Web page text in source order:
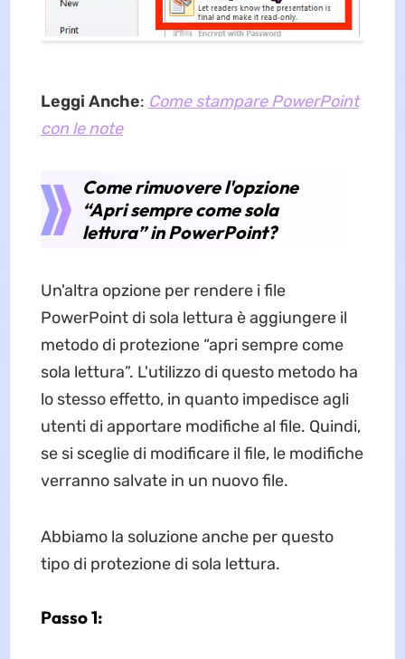
Leggi Anche: Come stampare PowerPoint
con le note
Come rimuovere l'opzione
“Apri sempre come sola
lettura” in PowerPoint?
Un'altra opzione per rendere i file
PowerPoint di sola lettura è aggiungere il
metodo di protezione “apri sempre come
sola lettura”. L'utilizzo di questo metodo ha
lo stesso effetto, in quanto impedisce agli
utenti di apportare modifiche al file. Quindi,
se si sceglie di modificare il file, le modifiche
verranno salvate in un nuovo file.
Abbiamo la soluzione anche per questo
tipo di protezione di sola lettura.
Passo 1: